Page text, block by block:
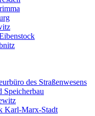
des Straßenwesens
Karl-Marx-Stadt